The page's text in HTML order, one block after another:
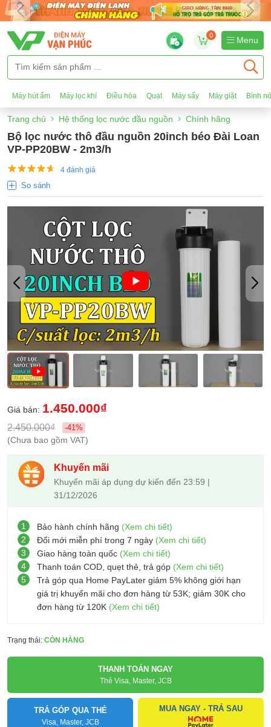
0
Menu
Máy hút ẩm Máy lọc khí Điều hòa Quạt Máy sấy Máy giặt Bình
Trang chủ Hệ thống lọc nước đầu nguồn Chính hãng
Bộ lọc nước thô đầu nguồn 20inch béo Đài Loan
VP-PP20BW - 2m3/h
4 đánh giá
So sánh
Giá bán: 1.450.000₫
2.450.000₫ -41%
(Chưa bao gồm VAT)
Khuyến mãi
Khuyến mãi áp dụng dự kiến đến 23:59 |
31/12/2026
1 Bảo hành chính hãng (Xem chi tiết)
2
Đổi mới miễn phí trong 7 ngày (Xem chi tiết)
3
Giao hàng toàn quốc (Xem chi tiết)
4
Thanh toán COD, quẹt thẻ, trả góp (Xem chi tiết)
5
Trả góp qua Home PayLater giảm 5% không giới hạn
giá trị khuyến mãi cho đơn hàng từ 53K; giảm 30K cho
đơn hàng từ 120K (Xem chi tiết)
Trạng thái: CÒN HÀNG
THANH TOÁN NGAY
Thẻ Visa, Master, JCB
TRẢ GÓP QUA THẺ
Visa, Master, JCB
MUA NGAY - TRẢ SAU